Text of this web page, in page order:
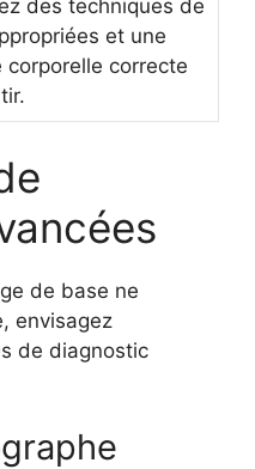
des techniques de
et une
corporelle correcte
de base ne
envisagez
de diagnostic